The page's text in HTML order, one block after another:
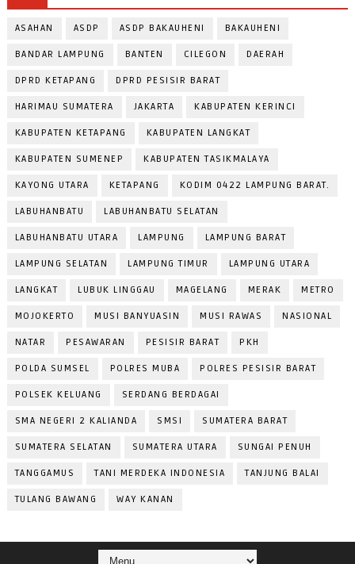
ASAHAN ASDP ASDP BAKAUHENI BAKAUHENI
BANDAR LAMPUNG BANTEN CILEGON DAERAH
DPRD KETAPANG DPRD PESISIR BARAT
HARIMAU SUMATERA JAKARTA KABUPATEN KERINCI
KABUPATEN KETAPANG KABUPATEN LANGKAT
KABUPATEN SUMENEP KABUPATEN TASIKMALAYA
KAYONG UTARA KETAPANG KODIM 0422 LAMPUNG BARAT.
LABUHANBATU LABUHANBATU SELATAN
LABUHANBATU UTARA LAMPUNG LAMPUNG BARAT
LAMPUNG SELATAN LAMPUNG TIMUR LAMPUNG UTARA
LANGKAT LUBUK LINGGAU MAGELANG MERAK METRO
MOJOKERTO MUSI BANYUASIN MUSI RAWAS NASIONAL
NATAR PESAWARAN PESISIR BARAT PKH
POLDA SUMSEL POLRES MUBA POLRES PESISIR BARAT
POLSEK KELUANG SERDANG BERDAGAI
SMA NEGERI 2 KALIANDA SMSI SUMATERA BARAT
SUMATERA SELATAN SUMATERA UTARA SUNGAI PENUH
TANGGAMUS TANI MERDEKA INDONESIA TANJUNG BALAI
TULANG BAWANG WAY KANAN